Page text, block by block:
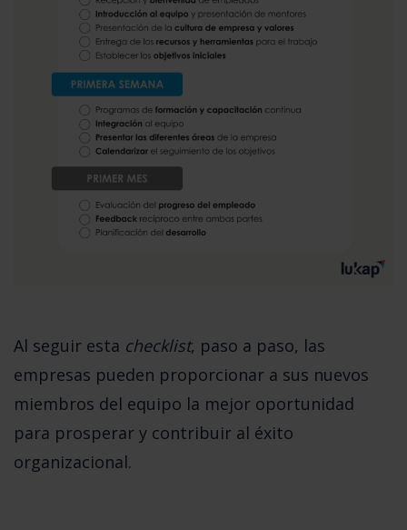
Al seguir esta checklist, paso a paso, las
empresas pueden proporcionar a sus nuevos
miembros del equipo la mejor oportunidad
para prosperar y contribuir al éxito
organizacional.